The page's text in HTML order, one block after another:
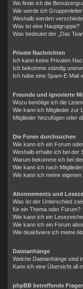
Wo finde ich die
Wie werde ich
Weshalb werden
Was ist eine Hauptgruppe?
Was bedeutet der „Das
Private Nachrichten
Ich kann keine Privaten
Ich bekomme ständig
Ich habe eine Spam-E-Mail
Freunde und ignorierte
Wozu benötige ich die
Wie kann ich Mitglieder zur
Mitglieder hinzufügen oder
Die Foren durchsuchen
Wie kann ich ein Forum
Weshalb erhalte ich bei der
Warum bekomme ich bei
Wie kann ich nach
Wie kann ich meine
Abonnements und
Was ist der Unterschied
für ein Thema oder Forum?
Wie kann ich ein
Wie kann ich ein Forum
Wie deaktiviere ich meine
Dateianhänge
Welche Dateianhänge sind
Kann ich eine Übersicht all
phpBB betreffende